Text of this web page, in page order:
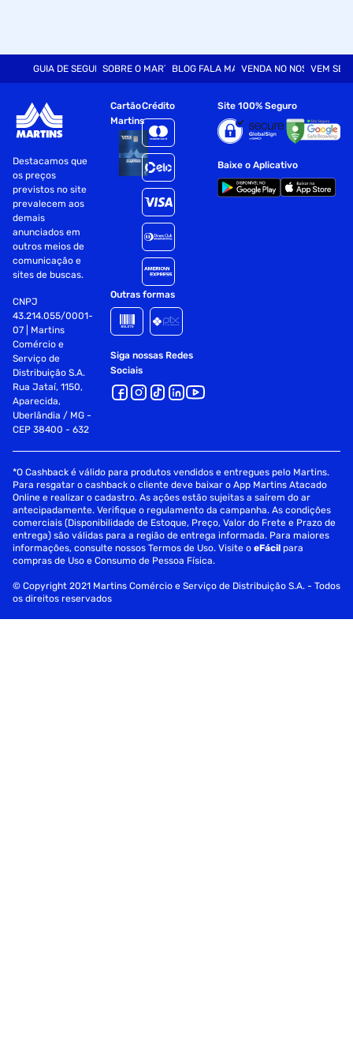
GUIA DE SEGURANÇASOBRE O MARTINSBLOG FALA MARTVENDA NO NOSSO SITE
VEM SER
Destacamos que
os preços
previstos no site
prevalecem aos
demais
anunciados em
outros meios de
comunicação e
sites de buscas.
CNPJ
43.214.055/0001-
07 | Martins
Comércio e
Serviço de
Distribuição S.A.
Rua Jataí, 1150,
Aparecida,
Uberlândia / MG -
CEP 38400 - 632
Cartão
Martins
Crédito
Outras formas
Siga nossas Redes
Sociais
Site 100% Seguro
Baixe o Aplicativo
*O Cashback é válido para produtos vendidos e entregues pelo Martins.
Para resgatar o cashback o cliente deve baixar o App Martins Atacado
Online e realizar o cadastro. As ações estão sujeitas a saírem do ar
antecipadamente. Verifique o regulamento da campanha. As condições
comerciais (Disponibilidade de Estoque, Preço, Valor do Frete e Prazo de
entrega) são válidas para a região de entrega informada. Para maiores
informações, consulte nossos Termos de Uso. Visite oeFácil para
compras de Uso e Consumo de Pessoa Física.
© Copyright 2021 Martins Comércio e Serviço de Distribuição S.A. - Todos
os direitos reservados